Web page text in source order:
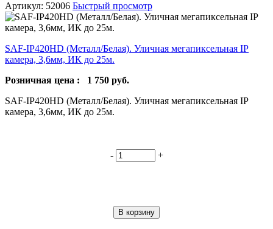
Артикул: 52006 Быстрый просмотр
SAF-IP420HD (Металл/Белая). Уличная мегапиксельная IP
камера, 3,6мм, ИК до 25м.
Розничная цена : 1 750 руб.
SAF-IP420HD (Металл/Белая). Уличная мегапиксельная IP
камера, 3,6мм, ИК до 25м.
- +
В корзину